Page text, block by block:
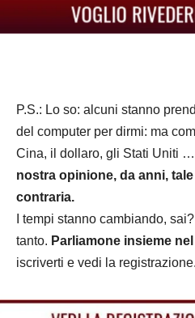
P.S.: Lo so: alcuni stanno
del computer per dirmi: ma
Cina, il dollaro, gli Stati Uniti
nostra opinione, da anni,
contraria.
I tempi stanno cambiando,
tanto. Parliamone insieme
iscriverti e vedi la registrazione.